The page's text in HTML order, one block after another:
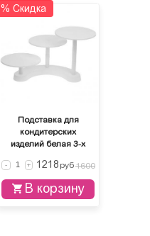
% Скидка
Подставка для
кондитерских
изделий белая 3-х
- + 1218руб1600
В корзину